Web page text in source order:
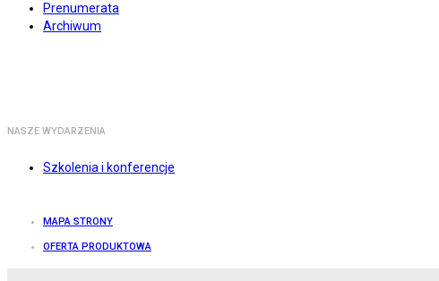
Prenumerata
Archiwum
NASZE WYDARZENIA
Szkolenia i konferencje
MAPA STRONY
OFERTA PRODUKTOWA